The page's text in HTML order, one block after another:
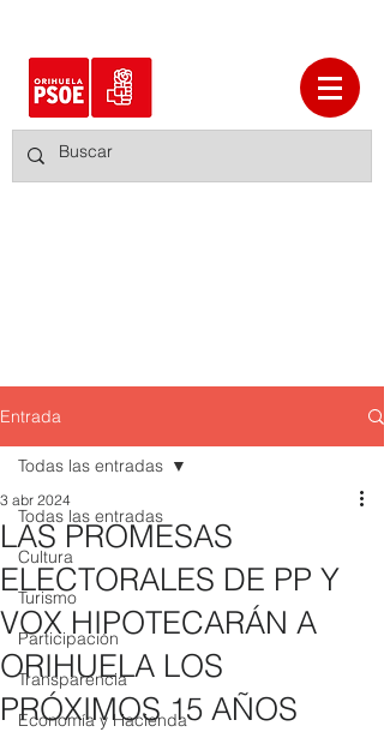
Entrada
Todas las entradas
Cultura
Turismo
Participación
Transparencia
Economía y Hacienda
Todas las entradas
LAS PROMESAS
ELECTORALES DE PP Y
VOX HIPOTECARÁN A
ORIHUELA LOS
PRÓXIMOS 15 AÑOS
3 abr 2024